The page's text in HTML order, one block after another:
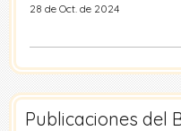
28 de Oct. de 2024
Publicaciones del